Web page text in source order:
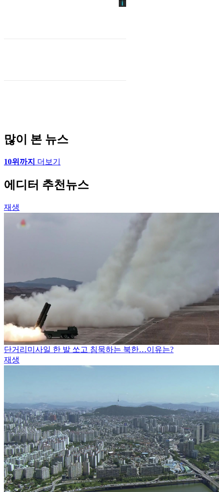
많이 본 뉴스
10위까지 더보기
에디터 추천뉴스
재생
단거리미사일 한 발 쏘고 침묵하는 북한…이유는?
재생